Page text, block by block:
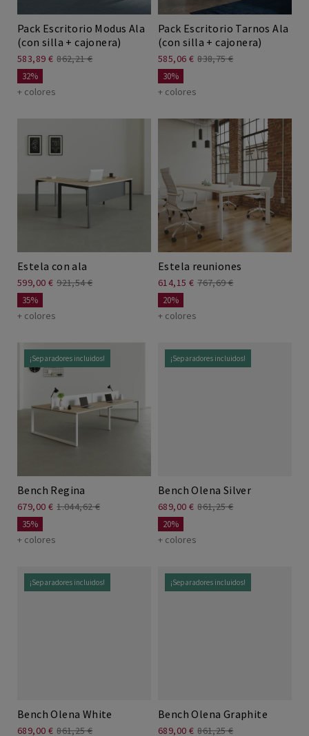
Pack Escritorio Modus Ala
(con silla + cajonera)
583,89 € 862,21 €
32%
+ colores
Pack Escritorio Tarnos Ala
(con silla + cajonera)
585,06 € 838,75 €
30%
+ colores
Estela con ala
599,00 € 921,54 €
35%
+ colores
Estela reuniones
614,15 € 767,69 €
20%
+ colores
¡Separadores incluidos!
Bench Regina
679,00 € 1.044,62 €
35%
+ colores
¡Separadores incluidos!
Bench Olena Silver
689,00 € 861,25 €
20%
+ colores
¡Separadores incluidos!
Bench Olena White
689,00 € 861,25 €
¡Separadores incluidos!
Bench Olena Graphite
689,00 € 861,25 €